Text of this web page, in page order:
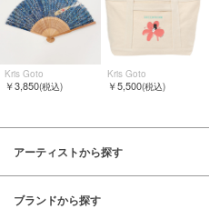
Kris Goto
￥3,850(税込)
Kris Goto
￥5,500(税込)
アーティストから探す
ブランドから探す